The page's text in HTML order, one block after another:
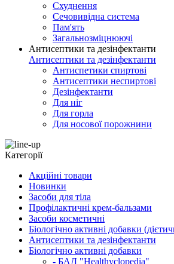
Схуднення
Сечовивідна система
Пам'ять
Загальнозміцнюючі
Антисептики та дезінфектанти
Антисептики та дезінфектанти
Антиспетики спиртові
Антисептики неспиртові
Дезінфектанти
Для ніг
Для горла
Для носової порожнини
Категорії
Акційні товари
Новинки
Засоби для тіла
Профілактичні крем-бальзами
Засоби косметичні
Біологічно активні добавки
Антисептики та дезінфектанти
Біологічно активні добавки
- БАД "Healthyclopedia"